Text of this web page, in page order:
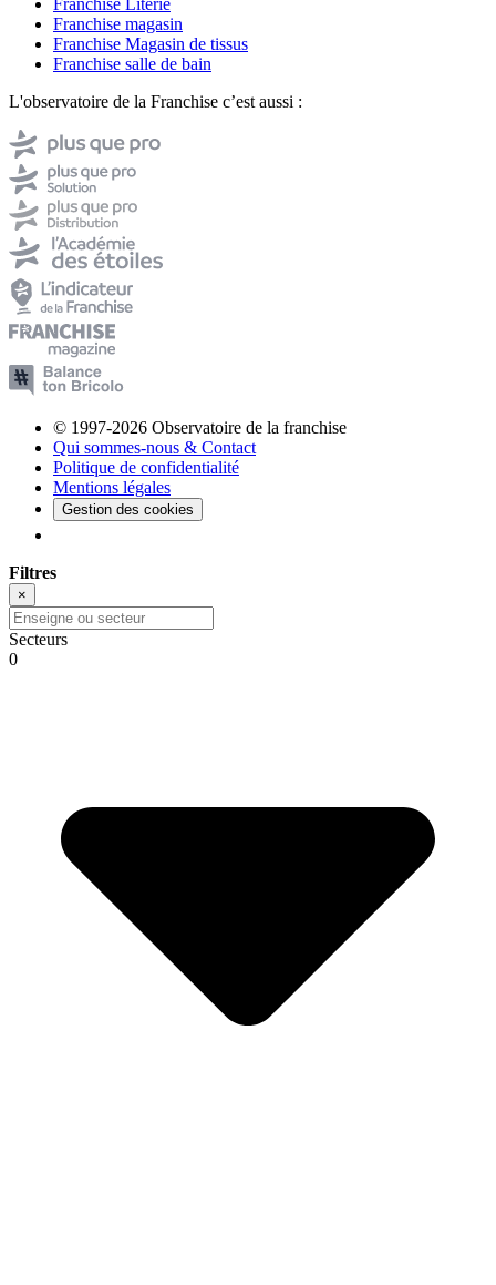
Franchise magasin
Franchise Magasin de tissus
Franchise salle de bain
L'observatoire de la Franchise c’est aussi :
© 1997-2026 Observatoire de la franchise
Qui sommes-nous & Contact
Politique de confidentialité
Mentions légales
Gestion des cookies
Filtres
×
Secteurs
0